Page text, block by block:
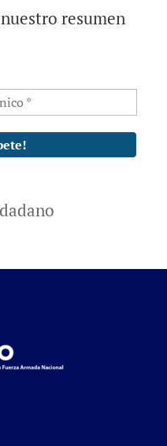
resumen